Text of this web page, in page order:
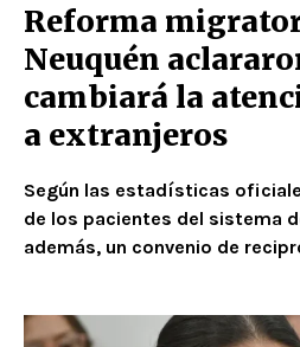
Reforma
Neuquén
cambiará la
a extranjeros
Según las estadísticas
de los pacientes del sistema
además, un convenio de